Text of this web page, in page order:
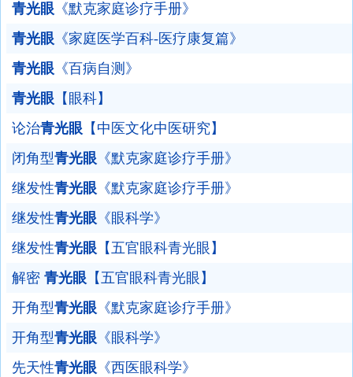
青光眼 《默克家庭诊疗手册》
青光眼 《家庭医学百科-医疗康复篇》
青光眼 《百病自测》
青光眼 【眼科】
论治青光眼 【中医文化中医研究】
闭角型青光眼 《默克家庭诊疗手册》
继发性青光眼 《默克家庭诊疗手册》
继发性青光眼 《眼科学》
继发性青光眼 【五官眼科青光眼】
解密 青光眼 【五官眼科青光眼】
开角型青光眼 《默克家庭诊疗手册》
开角型青光眼 《眼科学》
先天性青光眼 《西医眼科学》